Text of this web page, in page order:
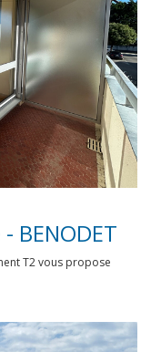
BENODET
T2 vous propose